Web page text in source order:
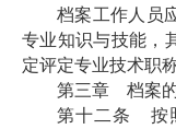
档案工作人员
专业知识与技能，
定评定专业技术职称
第三章 档案
第十二条 按